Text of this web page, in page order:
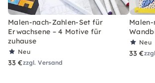
Malen-nach-Zahlen-Set für
Erwachsene – 4 Motive für
zuhause
Neu
33 €zzgl. Versand
Neu
33 €